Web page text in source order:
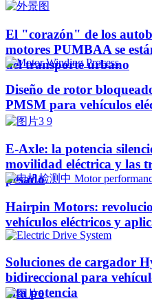
El "corazón" de los
motores PUMBAA se
del transporte urbano
Diseño de rotor
PMSM para vehículos
E-Axle: la potencia
movilidad eléctrica y las
pesado
Hairpin Motors:
vehículos eléctricos y
Soluciones de cargador
bidireccional para
alta potencia